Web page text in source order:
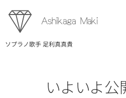
Ashikaga Maki
ソプラノ歌手 足利真真貴
いよいよ公